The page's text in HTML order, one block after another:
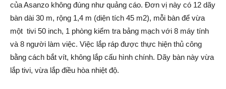
của Asanzo không đúng như quảng cáo. Đơn vị này có 12 dãy
bàn dài 30 m, rộng 1,4 m (diện tích 45 m2), mỗi bàn để vừa
một tivi 50 inch, 1 phòng kiểm tra bảng mạch với 8 máy tính
và 8 người làm việc. Việc lắp ráp được thực hiện thủ công
bằng cách bắt vít, không lắp cấu hình chính. Dãy bàn này vừa
lắp tivi, vừa lắp điều hòa nhiệt độ.